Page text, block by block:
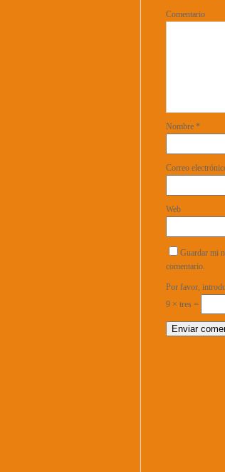
Comentario
Nombre *
Correo
Web
Guardar mi
comentario.
Por favor,
9 × tres =